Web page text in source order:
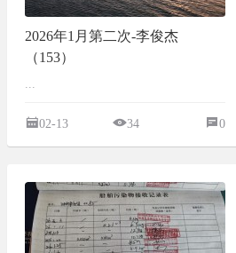
2026年1月第二次-李俊杰
（153）
...
02-13 34 0